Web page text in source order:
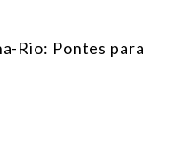
Rio: Pontes para